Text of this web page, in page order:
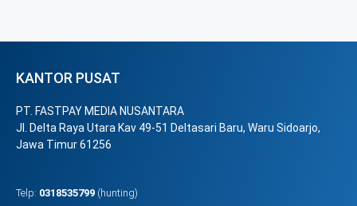
KANTOR PUSAT
PT. FASTPAY MEDIA NUSANTARA
Jl. Delta Raya Utara Kav 49-51 Deltasari Baru, Waru Sidoarjo,
Jawa Timur 61256
Telp: 0318535799 (hunting)